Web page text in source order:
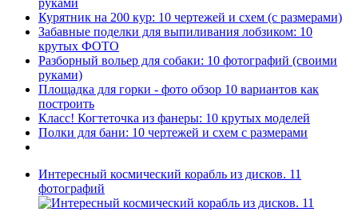
руками
Курятник на 200 кур: 10 чертежей и схем (с размерами)
Забавные поделки для выпиливания лобзиком: 10
крутых ФОТО
Разборный вольер для собаки: 10 фотографий (своими
руками)
Площадка для горки - фото обзор 10 вариантов как
построить
Класс! Когтеточка из фанеры: 10 крутых моделей
Полки для бани: 10 чертежей и схем с размерами
Интересный космический корабль из дисков. 11
фотографий